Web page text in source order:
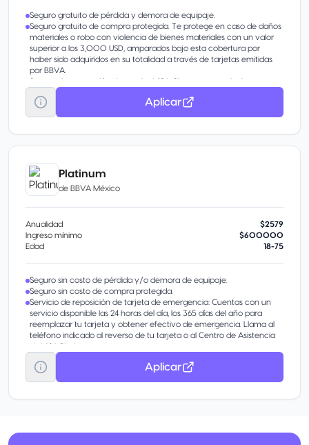
Seguro gratuito de pérdida y demora de equipaje.
Seguro gratuito de compra protegida. Te protege en caso de daños
materiales o robo con violencia de bienes materiales con un valor
superior a los 3,000 USD, amparados bajo esta cobertura por
haber sido adquiridos en su totalidad a través de tarjetas emitidas
por BBVA.
Seguro de protección de precios VISA. Si encuentras el mismo
artículo más barato en otra tienda ubicada en el mismo país, te
reembolsa la diferencia. Este beneficio asegura hasta 400 USD por
accidental o robo de la mayoría de los artículos nuevos pagados
con tu Tarjeta.
período de garantía original del fabricante. Es válida en garantías de
hasta 3 años, por un valor de hasta 5,000 USD al año.
Aplicar
Platinum
de BBVA México
Anualidad
$2579
Ingreso mínimo
$600000
Edad
18-75
Seguro sin costo de pérdida y/o demora de equipaje.
Seguro sin costo de compra protegida.
Servicio de reposición de tarjeta de emergencia: Cuentas con un
servicio disponible las 24 horas del día, los 365 días del año para
reemplazar tu tarjeta y obtener efectivo de emergencia. Llama al
teléfono indicado al reverso de tu tarjeta o al Centro de Asistencia
de VISA Platinum.
Servicio de Concierge: Por ser tarjetahabiente Platinum tienes
acceso sin costo al servicio de BBVA VISA Concierge. Un asesor te
atenderá y asistirá en tus actividades y compras diarias, llama al +52
Seguridad: Te ofrece una amplia gama de seguros gratuitos con los
Seguro de accidentes en viajes, en medio de transporte
Aplicar